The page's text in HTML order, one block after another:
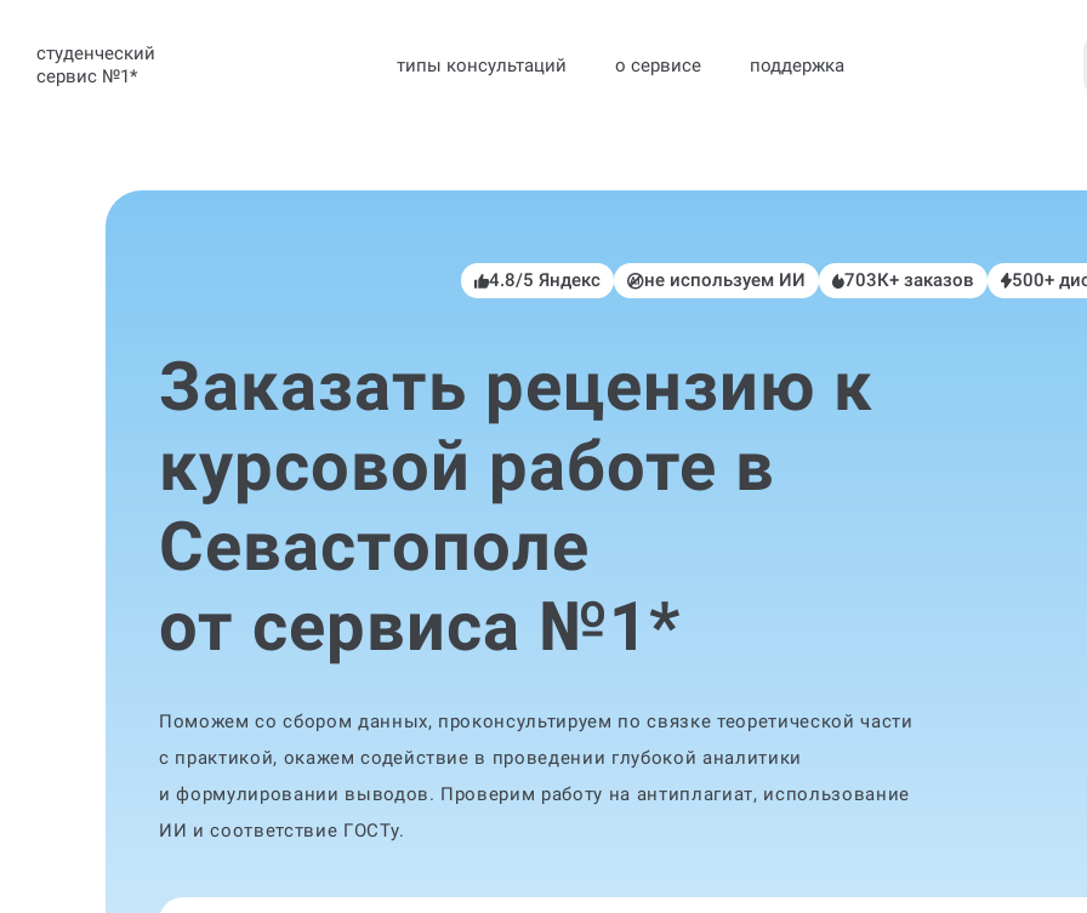
студенческий
сервис №1* типы консультаций о сервисе поддержка
4.8/5 Яндекс не используем ИИ 703К+ заказов 500+
Заказать рецензию к
курсовой работе в
Севастополе
от сервиса №1*
Поможем со сбором данных, проконсультируем по связке теоретической части
с практикой, окажем содействие в проведении глубокой аналитики
и формулировании выводов. Проверим работу на антиплагиат, использование
ИИ и соответствие ГОСТу.